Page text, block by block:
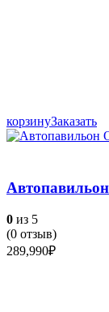
корзинуЗаказать
0 из 5
(0 отзыв)
289,990₽